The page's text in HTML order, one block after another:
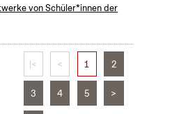
von Schüler*innen der
|< < 1 2
3 4 5 >